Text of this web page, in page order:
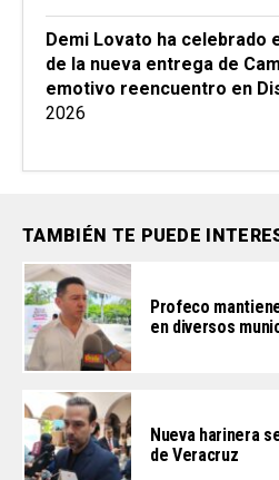
Demi Lovato ha celebrado
de la nueva entrega de
emotivo reencuentro en
2026
TAMBIÉN TE PUEDE
Profeco
en diversos
Nueva harinera
de Veracruz